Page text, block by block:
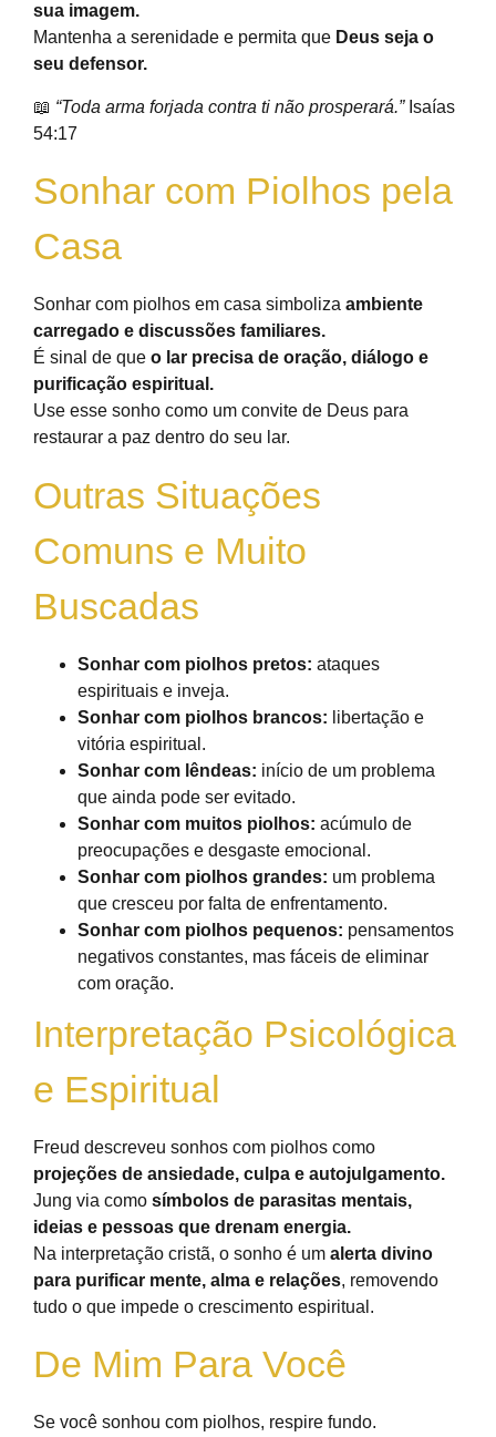
sua imagem.
Mantenha a serenidade e permita que Deus seja o
seu defensor.
📖 “Toda arma forjada contra ti não prosperará.”Isaías
54:17
Sonhar com Piolhos pela
Casa
Sonhar com piolhos em casa simboliza ambiente
carregado e discussões familiares.
É sinal de que o lar precisa de oração, diálogo e
purificação espiritual.
Use esse sonho como um convite de Deus para
restaurar a paz dentro do seu lar.
Outras Situações
Comuns e Muito
Buscadas
Sonhar com piolhos pretos: ataques
espirituais e inveja.
Sonhar com piolhos brancos: libertação e
vitória espiritual.
Sonhar com lêndeas: início de um problema
que ainda pode ser evitado.
Sonhar com muitos piolhos: acúmulo de
preocupações e desgaste emocional.
Sonhar com piolhos grandes: um problema
que cresceu por falta de enfrentamento.
Sonhar com piolhos pequenos: pensamentos
negativos constantes, mas fáceis de eliminar
com oração.
Interpretação Psicológica
e Espiritual
Freud descreveu sonhos com piolhos como
projeções de ansiedade, culpa e autojulgamento.
Jung via como símbolos de parasitas mentais,
ideias e pessoas que drenam energia.
Na interpretação cristã, o sonho é um alerta divino
para purificar mente, alma e relações, removendo
tudo o que impede o crescimento espiritual.
De Mim Para Você
Se você sonhou com piolhos, respire fundo.